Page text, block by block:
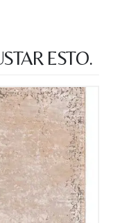
ESTO.